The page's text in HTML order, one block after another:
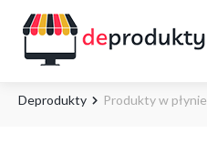
Deprodukty Produkty w płynie